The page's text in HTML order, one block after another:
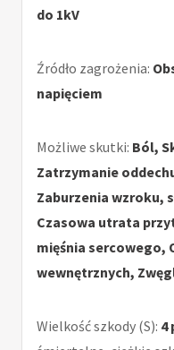
do 1kV
Źródło zagrożenia:
napięciem
Możliwe skutki: Ból,
Zatrzymanie
Zaburzenia wzroku,
Czasowa utrata
mięśnia sercowego,
wewnętrznych,
Wielkość szkody (S): 4